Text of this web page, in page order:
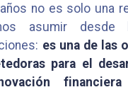
no es solo una
asumir
es una de las
para el